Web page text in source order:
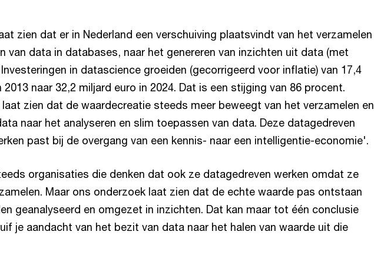
zien dat er in Nederland een verschuiving plaatsvindt van het verzamelen
van data in databases, naar het genereren van inzichten uit data (met
in datascience groeiden (gecorrigeerd voor inflatie) van 17,4
2013 naar 32,2 miljard euro in 2024. Dat is een stijging van 86 procent.
zien dat de waardecreatie steeds meer beweegt van het verzamelen en
naar het analyseren en slim toepassen van data. Deze datagedreven
past bij de overgang van een kennis- naar een intelligentie-economie'.
organisaties die denken dat ook ze datagedreven werken omdat ze
Maar ons onderzoek laat zien dat de echte waarde pas ontstaan
geanalyseerd en omgezet in inzichten. Dat kan maar tot één conclusie
je aandacht van het bezit van data naar het halen van waarde uit die